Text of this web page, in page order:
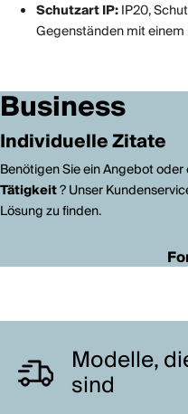
Schutzart IP:IP20,
Gegenständen mit einem
Business
Individuelle Zitate
Benötigen Sie ein Angebot
Tätigkeit? Unser
Lösung zu finden.
Modelle,
sind